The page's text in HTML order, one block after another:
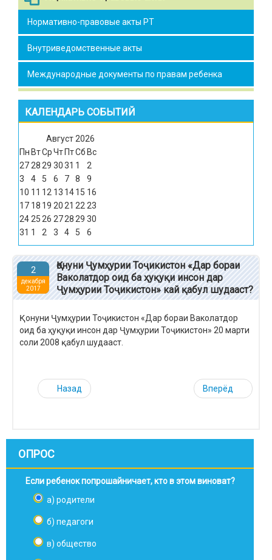
Нормативно-правовые акты РТ
Внутриведомственные акты
Международные документы по правам ребенка
КАЛЕНДАРЬ СОБЫТИЙ
Август2026
Пн ВтСрЧт ПтСб Вс
272829 3031 1
2
3
4 5 6 7 8
9
10 11 12 13 1415 16
17 18 19 2021 2223
242526 272829 30
31 1 2 3 4 5 6
2
декабря
2017
Қонуни Ҷумҳурии Тоҷикистон «Дар бораи
Ваколатдор оид ба ҳуқуқи инсон дар
Ҷумҳурии Тоҷикистон» кай қабул шудааст?
Қонуни Ҷумҳурии Тоҷикистон «Дар бораи Ваколатдор
оид ба ҳуқуқи инсон дар Ҷумҳурии Тоҷикистон» 20 марти
соли 2008 қабул шудааст.
Назад Вперёд
ОПРОС
Если ребенок попрошайничает, кто в этом виноват?
а) родители
б) педагоги
в) общество